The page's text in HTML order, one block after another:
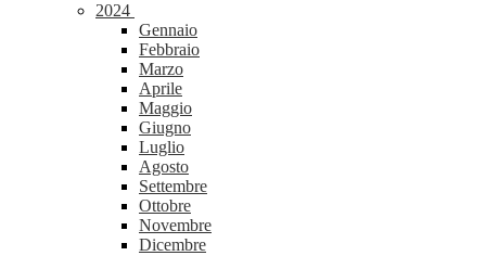
2024
Gennaio
Febbraio
Marzo
Aprile
Maggio
Giugno
Luglio
Agosto
Settembre
Ottobre
Novembre
Dicembre